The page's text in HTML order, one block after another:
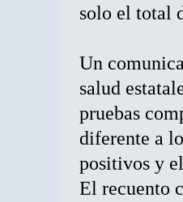
solo el total
Un
salud
pruebas
diferente a
positivos y
El recuento